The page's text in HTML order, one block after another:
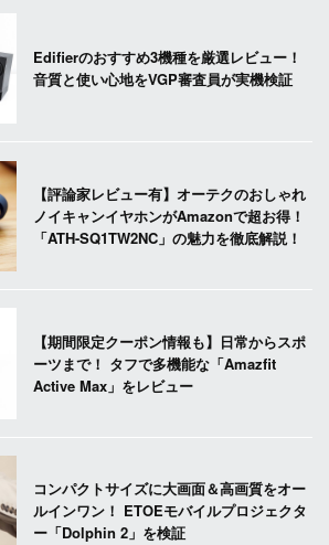
Edifierのおすすめ3機種を厳選レビュー！
音質と使い心地をVGP審査員が実機検証
【評論家レビュー有】オーテクのおしゃれ
ノイキャンイヤホンがAmazonで超お得！
「ATH-SQ1TW2NC」の魅力を徹底解説！
【期間限定クーポン情報も】日常からスポ
ーツまで！ タフで多機能な「Amazfit
Active Max」をレビュー
コンパクトサイズに大画面＆高画質をオー
ルインワン！ ETOEモバイルプロジェクタ
ー「Dolphin 2」を検証